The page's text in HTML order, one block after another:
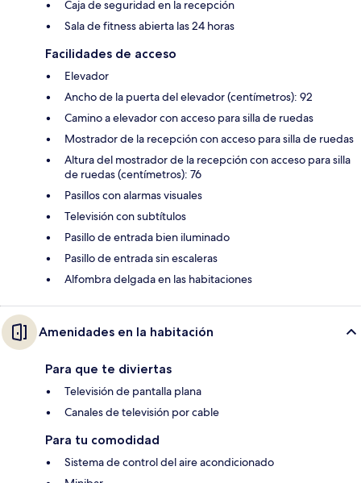
Caja de seguridad en la recepción
Sala de fitness abierta las 24 horas
Facilidades de acceso
Elevador
Ancho de la puerta del elevador (centímetros): 92
Camino a elevador con acceso para silla de ruedas
Mostrador de la recepción con acceso para silla de ruedas
Altura del mostrador de la recepción con acceso para silla
de ruedas (centímetros): 76
Pasillos con alarmas visuales
Televisión con subtítulos
Pasillo de entrada bien iluminado
Pasillo de entrada sin escaleras
Alfombra delgada en las habitaciones
Amenidades en la habitación
Para que te diviertas
Televisión de pantalla plana
Canales de televisión por cable
Para tu comodidad
Sistema de control del aire acondicionado